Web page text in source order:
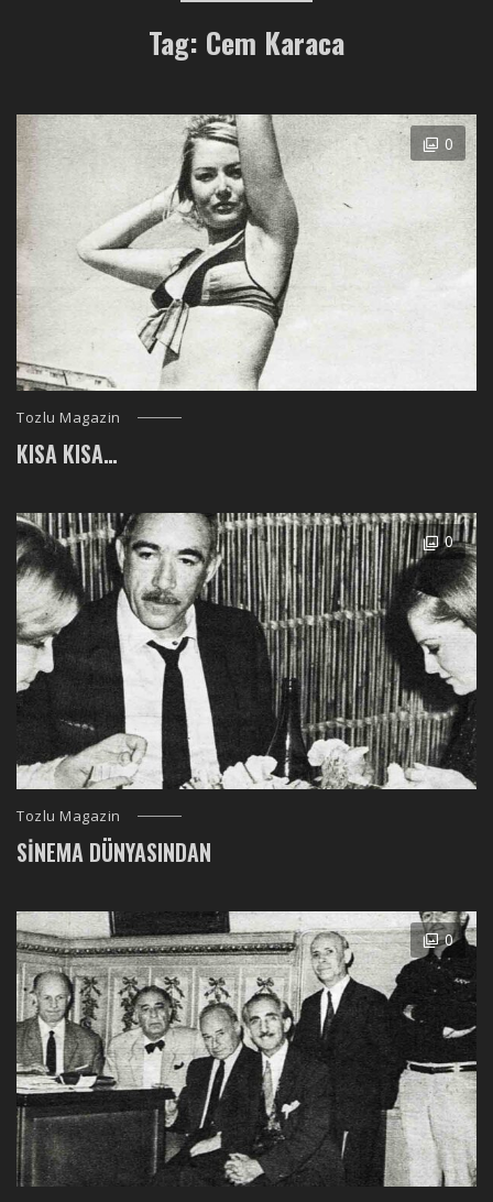
Tag: Cem Karaca
0
Tozlu Magazin
KISA KISA…
0
Tozlu Magazin
SINEMA DÜNYASINDAN
0